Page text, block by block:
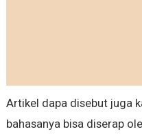
Artikel dapa disebut juga
bahasanya bisa diserap